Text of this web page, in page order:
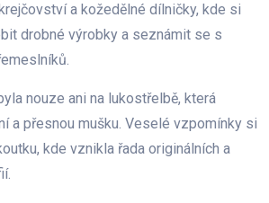
a kožedělné dílničky, kde si
drobné výrobky a seznámit se s
nouze ani na lukostřelbě, která
a přesnou mušku. Veselé vzpomínky si
kde vznikla řada originálních a